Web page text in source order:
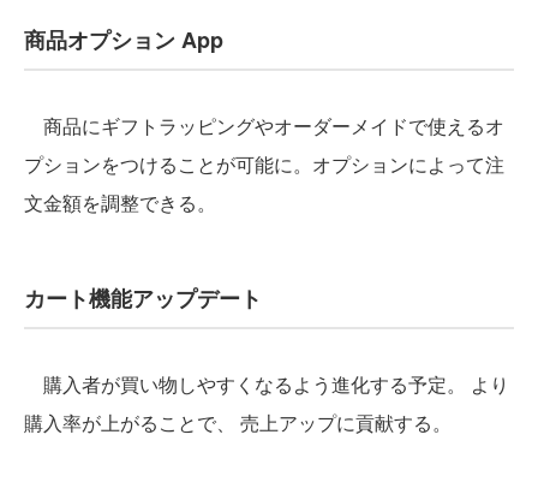
商品オプション App
商品にギフトラッピングやオーダーメイドで使えるオ
プションをつけることが可能に。オプションによって注
文金額を調整できる。
カート機能アップデート
購入者が買い物しやすくなるよう進化する予定。 より
購入率が上がることで、 売上アップに貢献する。